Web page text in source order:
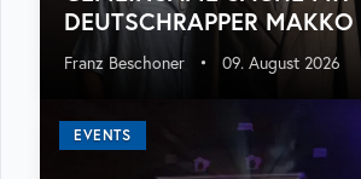
DEUTSCHRAPPER MAKKO
Franz Beschoner • 09. August 2026
EVENTS